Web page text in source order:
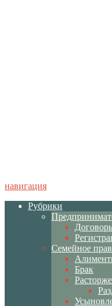
навигация
Рубрики
Семейное
Брак